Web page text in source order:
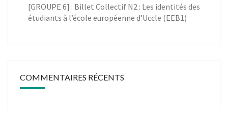
[GROUPE 6] : Billet Collectif N2 : Les identités des
étudiants à l’école européenne d’Uccle (EEB1)
COMMENTAIRES RÉCENTS